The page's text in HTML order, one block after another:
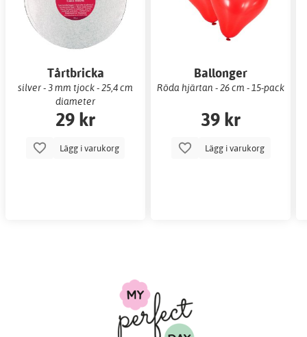
Tårtbricka
silver - 3 mm tjock - 25,4 cm
diameter
29 kr
Lägg i varukorg
Ballonger
Röda hjärtan - 26 cm - 15-pack
39 kr
Lägg i varukorg